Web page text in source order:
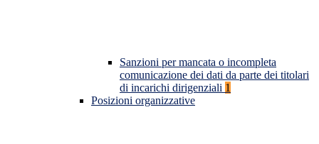
Sanzioni per mancata o incompleta
comunicazione dei dati da parte dei titolari
di incarichi dirigenziali 1
Posizioni organizzative